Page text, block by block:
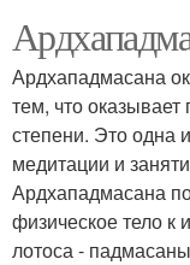
Ардхападмасана
тем, что
степени. Это одна
медитации и
Ардхападмасана
физическое тело к
лотоса -